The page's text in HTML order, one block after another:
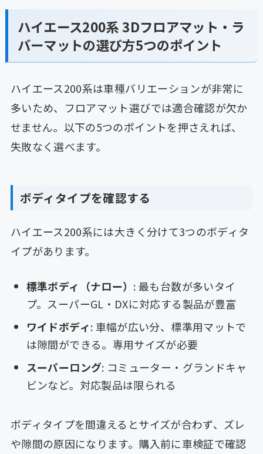
ハイエース200系 3Dフロアマット・ラ
バーマットの選び方5つのポイント
ハイエース200系は車種バリエーションが非常に
多いため、フロアマット選びでは適合確認が欠か
せません。以下の5つのポイントを押さえれば、
失敗なく選べます。
ボディタイプを確認する
ハイエース200系には大きく分けて3つのボディタ
イプがあります。
標準ボディ（ナロー） : 最も台数が多いタイ
プ。スーパーGL・DXに対応する製品が豊富
ワイドボディ: 車幅が広い分、標準用マットで
は隙間ができる。専用サイズが必要
スーパーロング: コミューター・グランドキャ
ビンなど。対応製品は限られる
ボディタイプを間違えるとサイズが合わず、ズレ
や隙間の原因になります。購入前に車検証で確認